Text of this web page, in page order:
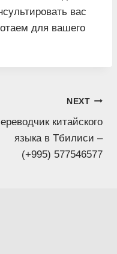
вас
для вашего
NEXT
китайского
языка в Тбилиси –
(+995) 577546577